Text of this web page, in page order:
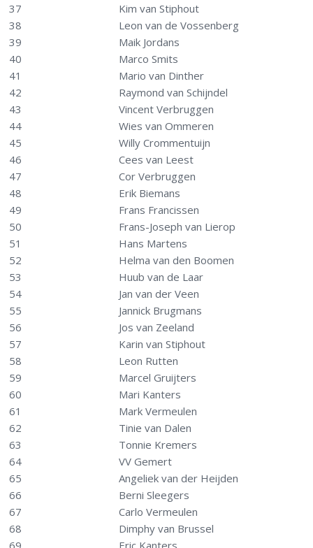
37
Kim van Stiphout
38
Leon van de Vossenberg
39
Maik Jordans
40
Marco Smits
41
Mario van Dinther
42
Raymond van Schijndel
43
Vincent Verbruggen
44
Wies van Ommeren
45
Willy Crommentuijn
46
Cees van Leest
47
Cor Verbruggen
48
Erik Biemans
49
Frans Francissen
50
Frans-Joseph van Lierop
51
Hans Martens
52
Helma van den Boomen
53
Huub van de Laar
54
Jan van der Veen
55
Jannick Brugmans
56
Jos van Zeeland
57
Karin van Stiphout
58
Leon Rutten
59
Marcel Gruijters
60
Mari Kanters
61
Mark Vermeulen
62
Tinie van Dalen
63
Tonnie Kremers
64
VV Gemert
65
Angeliek van der Heijden
66
Berni Sleegers
67
Carlo Vermeulen
68
Dimphy van Brussel